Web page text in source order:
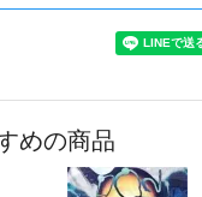
めの商品